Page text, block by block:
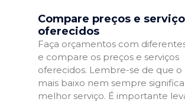
Compare preços e
oferecidos
Faça orçamentos com
e compare os preços e serviços
oferecidos. Lembre-se de que o
mais baixo nem sempre
melhor serviço. É importante